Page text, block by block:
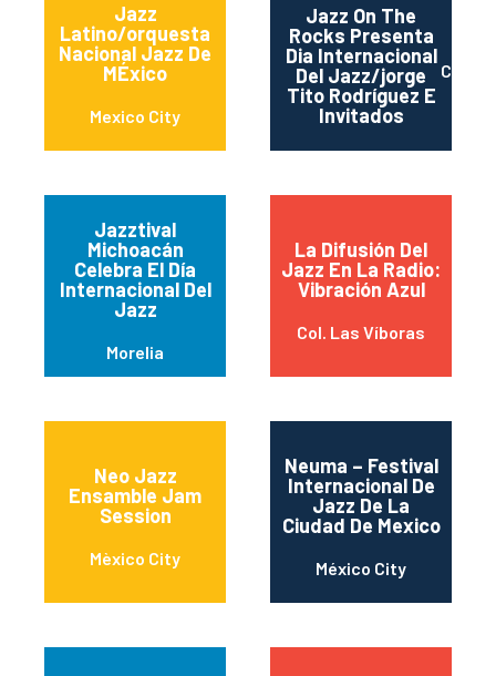
Jazz
Latino/orquesta
Nacional Jazz De
MÉxico
Mexico City
Jazz On The
Rocks Presenta
Dia Internacional
Del Jazz/jorge
Tito Rodríguez E
Invitados
Cabo
Jazztival
Michoacán
Celebra El Día
Internacional Del
Jazz
Morelia
La Difusión Del
Jazz En La Radio:
Vibración Azul
Col. Las Víboras
Neo Jazz
Ensamble Jam
Session
Mèxico City
Neuma – Festival
Internacional De
Jazz De La
Ciudad De Mexico
México City